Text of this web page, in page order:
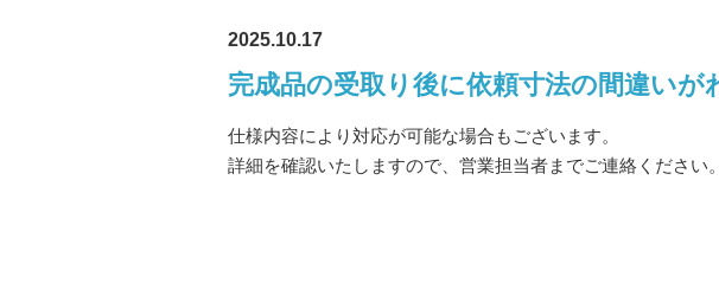
2025.10.17
完成品の受取り後に依頼寸法の間違いが
仕様内容により対応が可能な場合もございます。
詳細を確認いたしますので、営業担当者までご連絡ください。